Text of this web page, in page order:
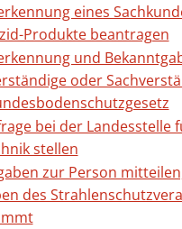
eines
Produkte beantragen
und
oder
bei der Landesstelle
stellen
zur Person
des